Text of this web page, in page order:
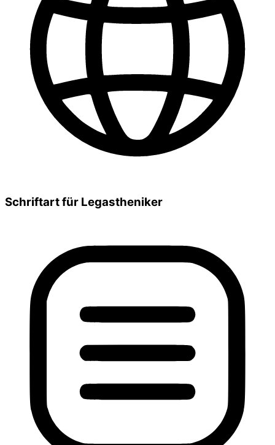
Schriftart für Legastheniker